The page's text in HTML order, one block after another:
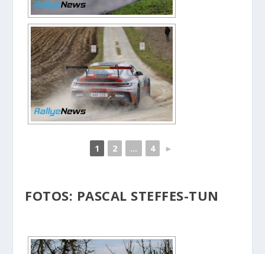
1 2 ... 4 ►
FOTOS: PASCAL STEFFES-TUN